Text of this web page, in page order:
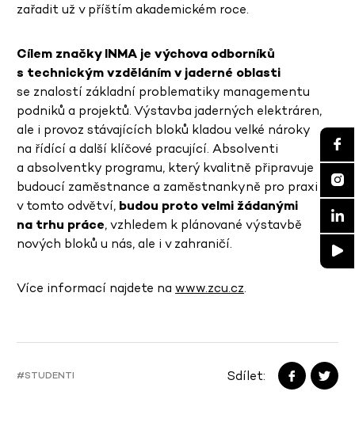
zařadit už v příštím akademickém roce.
Cílem značky INMA je výchova odborníků
s technickým vzděláním v jaderné oblasti
se znalostí základní problematiky managementu
podniků a projektů. Výstavba jaderných elektráren,
ale i provoz stávajících bloků kladou velké nároky
na řídící a další klíčové pracující. Absolventi
a absolventky programu, který kvalitně připravuje
budoucí zaměstnance a zaměstnankyně pro praxi
v tomto odvětví, budou proto velmi žádanými
na trhu práce, vzhledem k plánované výstavbě
nových bloků u nás, ale i v zahraničí.
Více informací najdete na www.zcu.cz.
#STUDENTI Sdílet: